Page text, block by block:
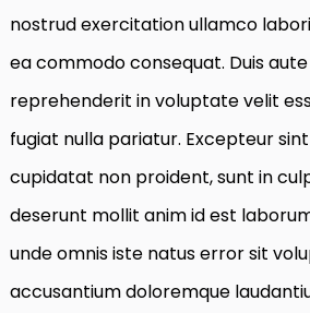
nostrud exercitation ullamco
ea commodo consequat. Duis
reprehenderit in voluptate velit
fugiat nulla pariatur. Excepteur
cupidatat non proident, sunt in
deserunt mollit anim id est
unde omnis iste natus error sit
accusantium doloremque